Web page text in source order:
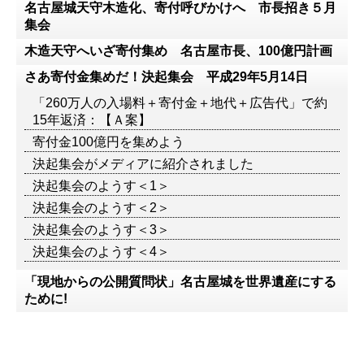
名古屋城天守木造化、寄付呼びかけへ 市長招き５月
集会
木造天守へいざ寄付集め 名古屋市長、100億円計画
さあ寄付金集めだ！決起集会 平成29年5月14日
「260万人の入場料＋寄付金＋地代＋広告代」で約
15年返済：【Ａ案】
寄付金100億円を集めよう
決起集会がメディアに紹介されました
決起集会のようす＜1＞
決起集会のようす＜2＞
決起集会のようす＜3＞
決起集会のようす＜4＞
「現地からの公開質問状」名古屋城を世界遺産にする
ために!